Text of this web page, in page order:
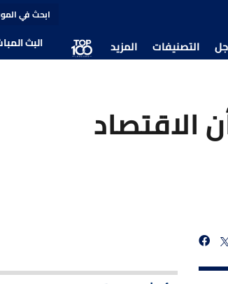
التصنيفات المزيد البث
الاقتصاد